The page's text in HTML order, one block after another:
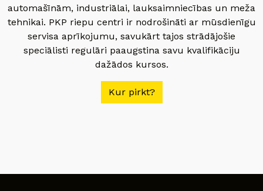
automašīnām, industriālai, lauksaimniecības un meža
tehnikai. PKP riepu centri ir nodrošināti ar mūsdienīgu
servisa aprīkojumu, savukārt tajos strādājošie
speciālisti regulāri paaugstina savu kvalifikāciju
dažādos kursos.
Kur pirkt?